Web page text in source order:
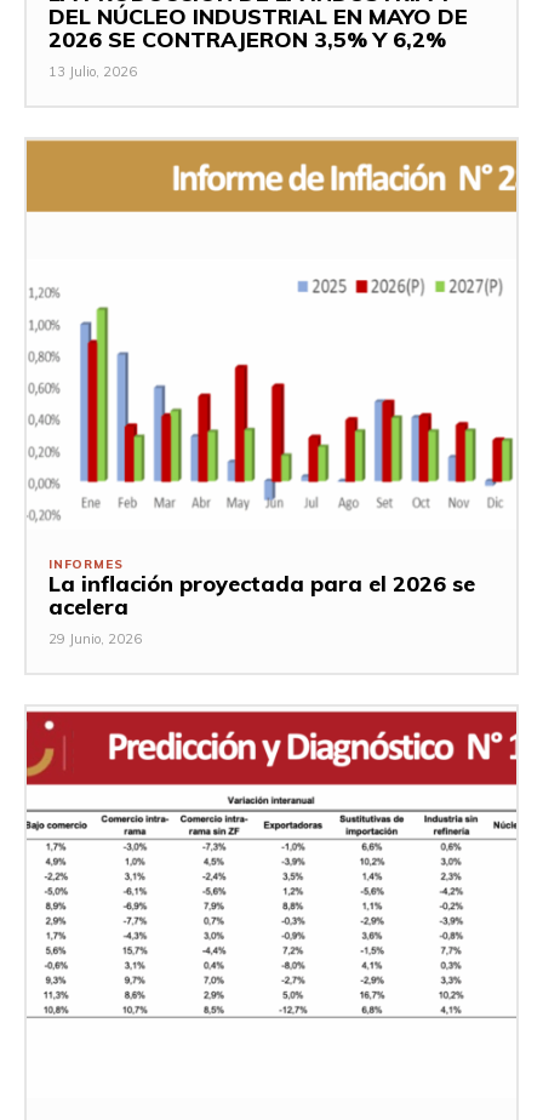
DEL NÚCLEO INDUSTRIAL EN MAYO DE
2026 SE CONTRAJERON 3,5% Y 6,2%
13 Julio, 2026
INFORMES
La inflación proyectada para el 2026 se
acelera
29 Junio, 2026